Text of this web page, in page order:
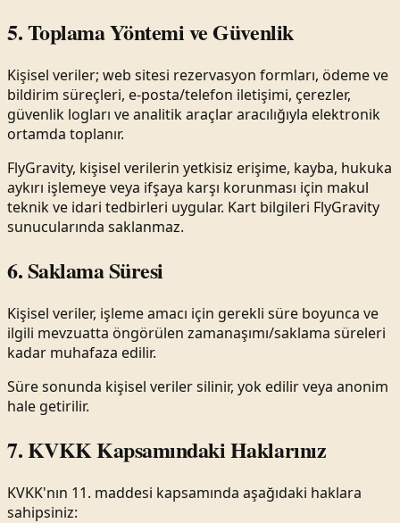
5. Toplama Yöntemi ve Güvenlik
Kişisel veriler; web sitesi rezervasyon formları, ödeme ve
bildirim süreçleri, e-posta/telefon iletişimi, çerezler,
güvenlik logları ve analitik araçlar aracılığıyla elektronik
ortamda toplanır.
FlyGravity, kişisel verilerin yetkisiz erişime, kayba, hukuka
aykırı işlemeye veya ifşaya karşı korunması için makul
teknik ve idari tedbirleri uygular. Kart bilgileri FlyGravity
sunucularında saklanmaz.
6. Saklama Süresi
Kişisel veriler, işleme amacı için gerekli süre boyunca ve
ilgili mevzuatta öngörülen zamanaşımı/saklama süreleri
kadar muhafaza edilir.
Süre sonunda kişisel veriler silinir, yok edilir veya anonim
hale getirilir.
7. KVKK Kapsamındaki Haklarınız
KVKK'nın 11. maddesi kapsamında aşağıdaki haklara
sahipsiniz: